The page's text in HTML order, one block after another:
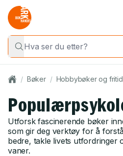
/ Bøker / Hobbybøker og fritid
Utforsk fascinerende bøker
som gir deg verktøy for å
bedre, takle livets utfordringer
vaner.